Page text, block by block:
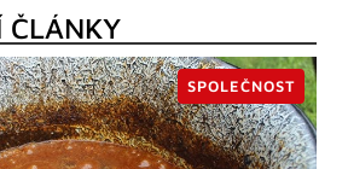
ČLÁNKY
SPOLEČNOST